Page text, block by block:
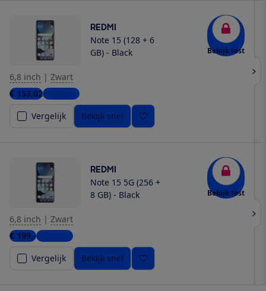
REDMI
Note 15 (128 + 6
GB) - Black
Bekijk test
6,8 inch | Zwart
€ 153,026 winkels
Vergelijk
Bekijk snel
REDMI
Note 15 5G (256 +
8 GB) - Black
Bekijk test
6,8 inch | Zwart
€ 199,-5 winkels
Vergelijk
Bekijk snel